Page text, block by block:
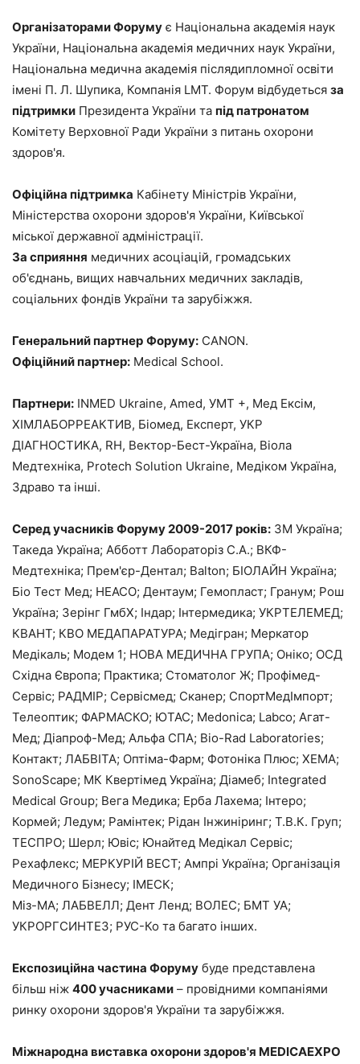
Організаторами Форуму є Національна академія наук
України, Національна академія медичних наук України,
Національна медична академія післядипломної освіти
імені П. Л. Шупика, Компанія LMT. Форум відбудеться за
підтримки Президента України та під патронатом
Комітету Верховної Ради України з питань охорони
здоров'я.
Офіційна підтримка Кабінету Міністрів України,
Міністерства охорони здоров'я України, Київської
міської державної адміністрації.
За сприяння медичних асоціацій, громадських
об'єднань, вищих навчальних медичних закладів,
соціальних фондів України та зарубіжжя.
Генеральний партнер Форуму: CANON.
Офіційний партнер: Medical School.
Партнери: INMED Ukraine, Amed, УМТ +, Мед Ексім,
ХІМЛАБОРРЕАКТИВ, Біомед, Експерт, УКР
ДІАГНОСТИКА, RH, Вектор-Бест-Україна, Віола
Медтехніка, Protech Solution Ukraine, Медіком Україна,
Здраво та інші.
Серед учасників Форуму 2009-2017 років: 3М Україна;
Такеда Україна; Абботт Лабораторіз С.А.; ВКФ-
Медтехніка; Прем'єр-Дентал; Balton; БІОЛАЙН Україна;
Біо Тест Мед; HEACO; Дентаум; Гемопласт; Гранум; Рош
Україна; Зерінг ГмбХ; Індар; Інтермедика; УКРТЕЛЕМЕД;
КВАНТ; КВО МЕДАПАРАТУРА; Медігран; Меркатор
Медікаль; Модем 1; НОВА МЕДИЧНА ГРУПА; Оніко; ОСД
Східна Європа; Практика; Стоматолог Ж; Профімед-
Сервіс; РАДМІР; Сервісмед; Сканер; СпортМедІмпорт;
Телеоптик; ФАРМАСКО; ЮТАС; Medonica; Labco; Агат-
Мед; Діапроф-Мед; Альфа СПА; Bio-Rad Laboratories;
Контакт; ЛАБВІТА; Оптіма-Фарм; Фотоніка Плюс; ХЕМА;
SonoScape; МК Квертімед Україна; Діамеб; Integrated
Medical Group; Вега Медика; Ерба Лахема; Інтеро;
Кормей; Ледум; Рамінтек; Рідан Інжиніринг; Т.В.К. Груп;
ТЕСПРО; Шерл; Ювіс; Юнайтед Медікал Сервіс;
Рехафлекс; МЕРКУРІЙ ВЕСТ; Ампрі Україна; Організація
Медичного Бізнесу; ІМЕСК;
Міз-МА; ЛАБВЕЛЛ; Дент Ленд; ВОЛЕС; БМТ УА;
УКРОРГСИНТЕЗ; РУС-Ко та багато інших.
Експозиційна частина Форуму буде представлена
більш ніж 400 учасниками – провідними компаніями
ринку охорони здоров'я України та зарубіжжя.
Міжнародна виставка охорони здоров'я MEDICAEXPO